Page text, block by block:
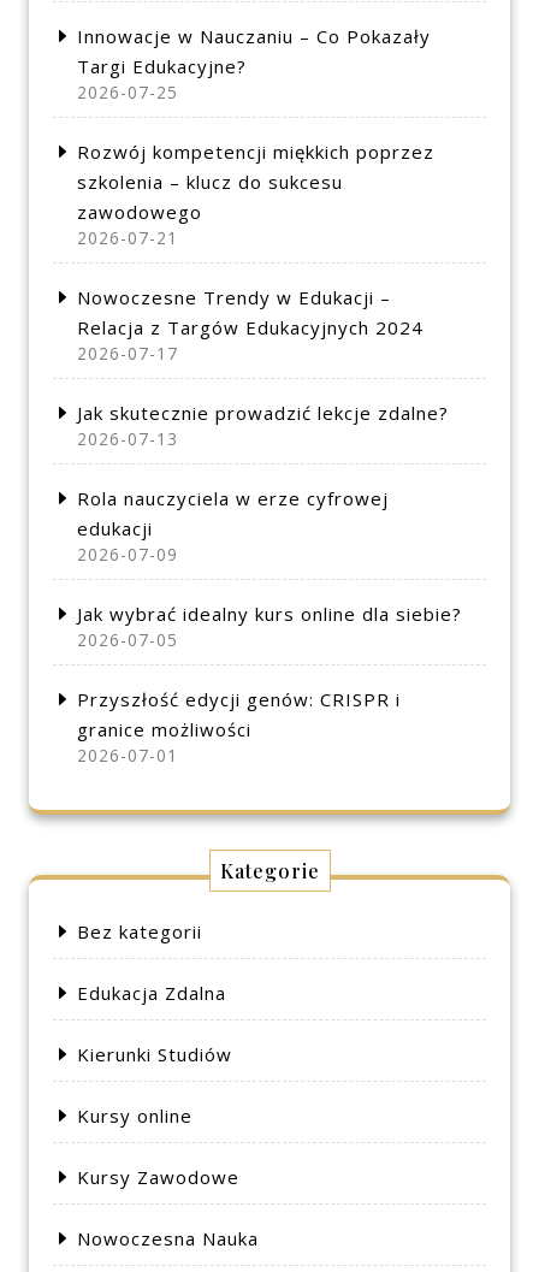
Innowacje w Nauczaniu – Co Pokazały
Targi Edukacyjne?
2026-07-25
Rozwój kompetencji miękkich poprzez
szkolenia – klucz do sukcesu
zawodowego
2026-07-21
Nowoczesne Trendy w Edukacji –
Relacja z Targów Edukacyjnych 2024
2026-07-17
Jak skutecznie prowadzić lekcje zdalne?
2026-07-13
Rola nauczyciela w erze cyfrowej
edukacji
2026-07-09
Jak wybrać idealny kurs online dla siebie?
2026-07-05
Przyszłość edycji genów: CRISPR i
granice możliwości
2026-07-01
Kategorie
Bez kategorii
Edukacja Zdalna
Kierunki Studiów
Kursy online
Kursy Zawodowe
Nowoczesna Nauka